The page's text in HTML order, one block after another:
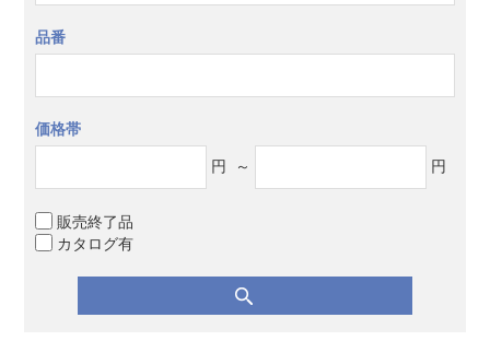
品番
価格帯
円 ～ 円
販売終了品
カタログ有